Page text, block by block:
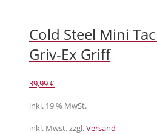
Cold Steel Mini
Griv-Ex Griff
39,99€
inkl. 19 % MwSt.
inkl. Mwst. zzgl.Versand